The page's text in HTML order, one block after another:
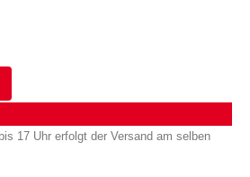
17 Uhr erfolgt der Versand am selben